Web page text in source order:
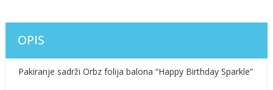
OPIS
Pakiranje sadrži Orbz folija balona “Happy Birthday Sparkle”